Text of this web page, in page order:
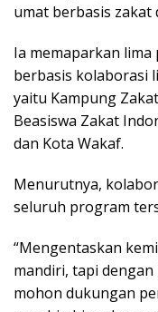
umat berbasis zakat
Ia memaparkan
berbasis kolaborasi
yaitu Kampung
Beasiswa Zakat
dan Kota Wakaf.
Menurutnya,
seluruh program
“Mengentaskan
mandiri, tapi
mohon dukungan